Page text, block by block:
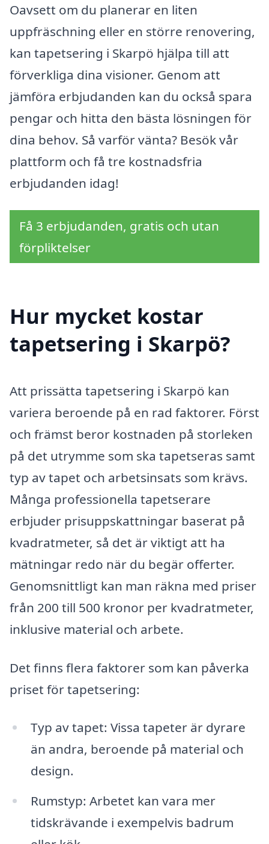
Oavsett om du planerar en liten
uppfräschning eller en större renovering,
kan tapetsering i Skarpö hjälpa till att
förverkliga dina visioner. Genom att
jämföra erbjudanden kan du också spara
pengar och hitta den bästa lösningen för
dina behov. Så varför vänta? Besök vår
plattform och få tre kostnadsfria
erbjudanden idag!
Få 3 erbjudanden, gratis och utan
förpliktelser
Hur mycket kostar
tapetsering i Skarpö?
Att prissätta tapetsering i Skarpö kan
variera beroende på en rad faktorer. Först
och främst beror kostnaden på storleken
på det utrymme som ska tapetseras samt
typ av tapet och arbetsinsats som krävs.
Många professionella tapetserare
erbjuder prisuppskattningar baserat på
kvadratmeter, så det är viktigt att ha
mätningar redo när du begär offerter.
Genomsnittligt kan man räkna med priser
från 200 till 500 kronor per kvadratmeter,
inklusive material och arbete.
Det finns flera faktorer som kan påverka
priset för tapetsering:
Typ av tapet: Vissa tapeter är dyrare
än andra, beroende på material och
design.
Rumstyp: Arbetet kan vara mer
tidskrävande i exempelvis badrum